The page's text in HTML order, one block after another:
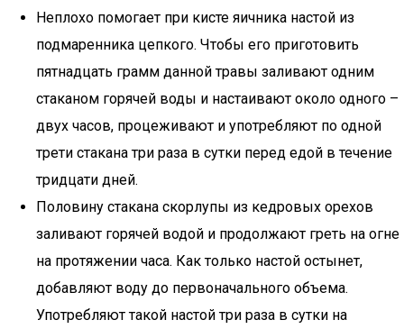
Неплохо помогает при кисте яичника настой из
подмаренника цепкого. Чтобы его приготовить
пятнадцать грамм данной травы заливают одним
стаканом горячей воды и настаивают около одного –
двух часов, процеживают и употребляют по одной
трети стакана три раза в сутки перед едой в течение
тридцати дней.
Половину стакана скорлупы из кедровых орехов
заливают горячей водой и продолжают греть на огне
на протяжении часа. Как только настой остынет,
добавляют воду до первоначального объема.
Употребляют такой настой три раза в сутки на